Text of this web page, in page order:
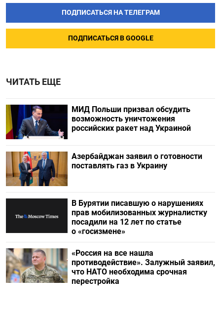
ПОДПИСАТЬСЯ НА ТЕЛЕГРАМ
ПОДПИСАТЬСЯ В GOOGLE
ЧИТАТЬ ЕЩЕ
МИД Польши призвал обсудить
возможность уничтожения
российских ракет над Украиной
Азербайджан заявил о готовности
поставлять газ в Украину
В Бурятии писавшую о нарушениях
прав мобилизованных журналистку
посадили на 12 лет по статье
о «госизмене»
«Россия на все нашла
противодействие». Залужный заявил,
что НАТО необходима срочная
перестройка